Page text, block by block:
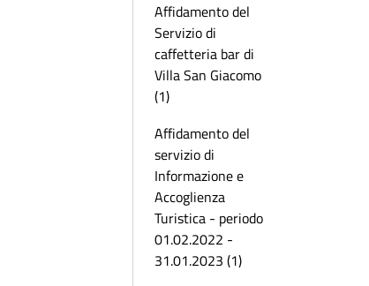
Affidamento del
Servizio di
caffetteria bar di
Villa San Giacomo
(1)
Affidamento del
servizio di
Informazione e
Accoglienza
Turistica - periodo
01.02.2022 -
31.01.2023 (1)